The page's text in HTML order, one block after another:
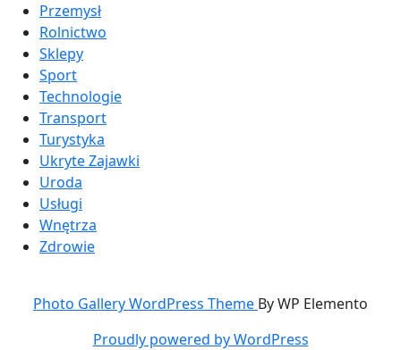
Przemysł
Rolnictwo
Sklepy
Sport
Technologie
Transport
Turystyka
Ukryte Zajawki
Uroda
Usługi
Wnętrza
Zdrowie
Photo Gallery WordPress Theme By WP Elemento
Proudly powered by WordPress